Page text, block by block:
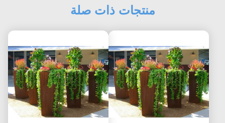
منتجات ذات صلة